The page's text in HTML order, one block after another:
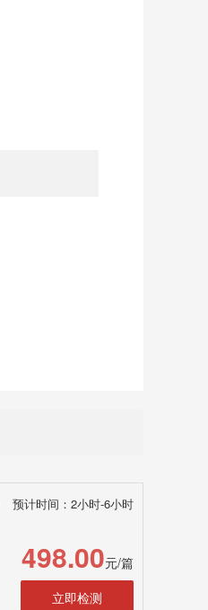
预计时间：2小时-6小时
498.00元/篇
立即检测